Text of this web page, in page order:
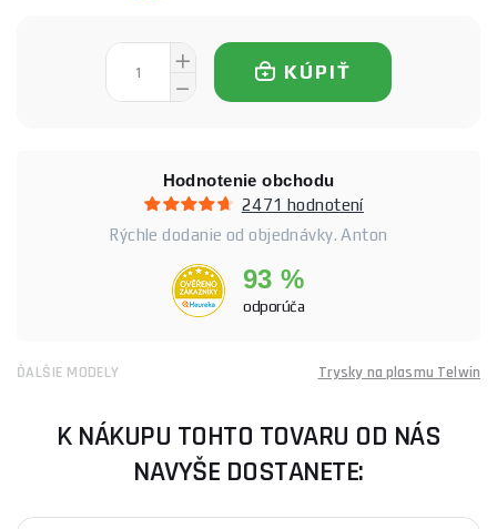
KÚPIŤ
Hodnotenie obchodu
2471 hodnotení
Rýchle dodanie od objednávky. Anton
93 %
odporúča
ĎALŠIE MODELY Trysky na plasmu Telwin
K NÁKUPU TOHTO TOVARU OD NÁS
NAVYŠE DOSTANETE: